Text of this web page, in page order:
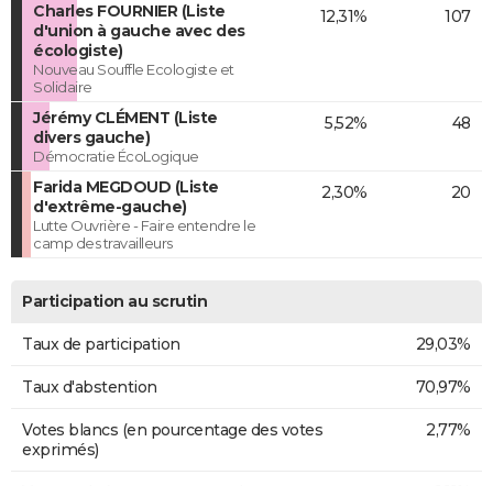
Charles FOURNIER (Liste
d'union à gauche avec des
écologiste)
Nouveau Souffle Ecologiste et
Solidaire
12,31% 107
Jérémy CLÉMENT (Liste
divers gauche)
Démocratie ÉcoLogique
5,52% 48
Farida MEGDOUD (Liste
d'extrême-gauche)
Lutte Ouvrière - Faire entendre le
camp des travailleurs
2,30% 20
Participation au scrutin
Taux de participation 29,03%
Taux d'abstention 70,97%
Votes blancs (en pourcentage des votes
exprimés)
2,77%